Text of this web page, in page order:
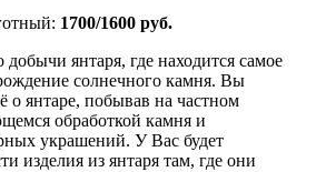
1700/1600 руб.
янтаря, где находится самое
солнечного камня. Вы
о янтаре, побывав на частном
обработкой камня и
украшений. У Вас будет
изделия из янтаря там, где они